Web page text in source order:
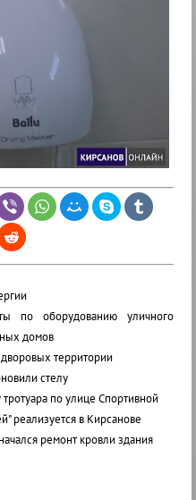
по оборудованию уличного
домов
территории
стелу
по улице Спортивной
реализуется в Кирсанове
ремонт кровли здания